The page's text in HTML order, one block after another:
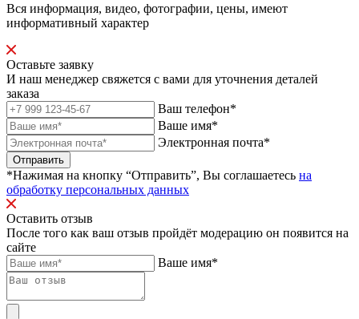
Вся информация, видео, фотографии, цены, имеют
информативный характер
Оставьте заявку
И наш менеджер свяжется с вами для уточнения деталей
заказа
Ваш телефон*
Ваше имя*
Электронная почта*
Отправить
*Нажимая на кнопку “Отправить”, Вы соглашаетесь на
обработку персональных данных
Оставить отзыв
После того как ваш отзыв пройдёт модерацию он появится на
сайте
Ваше имя*